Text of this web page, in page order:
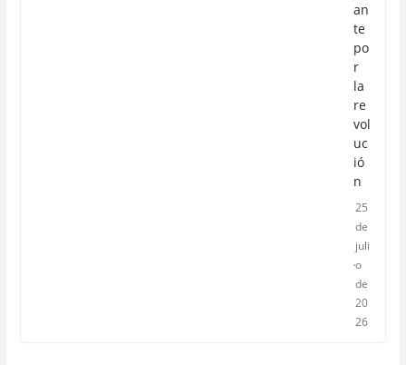
an
te
po
r
la
re
vol
uc
ió
n
25
de
juli
o
de
20
26